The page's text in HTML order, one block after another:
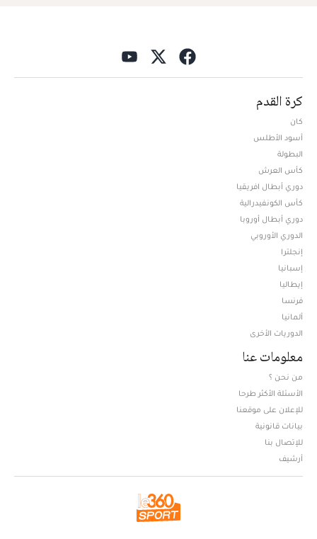
كرة القدم
كان
أسود الأطلس
البطولة
كأس العرش
دوري أبطال افريقيا
كأس الكونفيدرالية
دوري أبطال أوروبا
الدوري الأوروبي
إنجلترا
إسبانيا
إيطاليا
فرنسا
ألمانيا
الدوريات الأخرى
معلومات عنا
من نحن ؟
الأسئلة الأكثر طرحا
للإعلان على موقعنا
بيانات قانونية
للإتصال بنا
أرشيف